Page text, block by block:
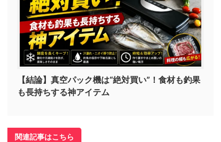
【結論】真空パック機は“絶対買い”！食材も釣果
も長持ちする神アイテム
関連記事はこちら